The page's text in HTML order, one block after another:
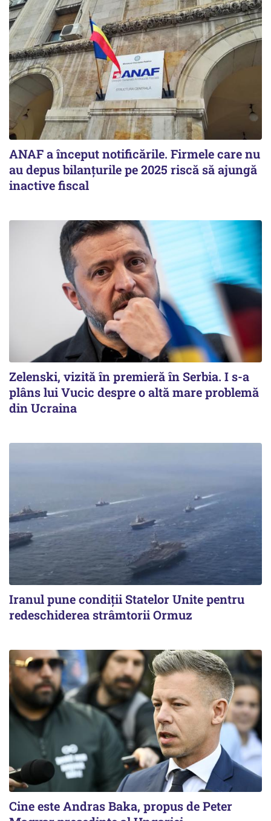
ANAF a început notificările. Firmele care nu
au depus bilanțurile pe 2025 riscă să ajungă
inactive fiscal
Zelenski, vizită în premieră în Serbia. I s-a
plâns lui Vucic despre o altă mare problemă
din Ucraina
Iranul pune condiții Statelor Unite pentru
redeschiderea strâmtorii Ormuz
Cine este Andras Baka, propus de Peter